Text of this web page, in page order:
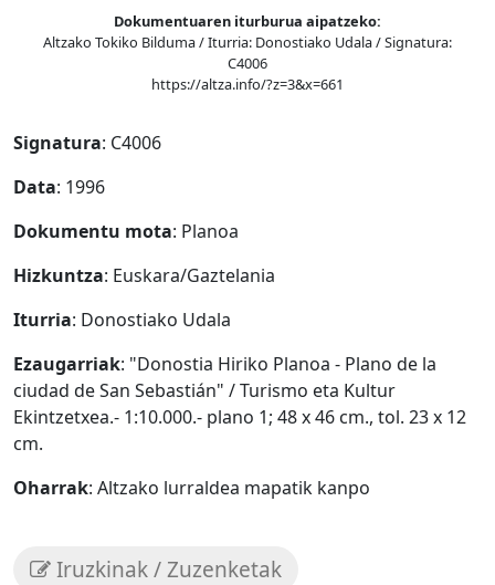
Dokumentuaren iturburua aipatzeko:
Altzako Tokiko Bilduma / Iturria: Donostiako Udala / Signatura:
C4006
https://altza.info/?z=3&x=661
Signatura: C4006
Data: 1996
Dokumentu mota: Planoa
Hizkuntza: Euskara/Gaztelania
Iturria: Donostiako Udala
Ezaugarriak: "Donostia Hiriko Planoa - Plano de la
ciudad de San Sebastián" / Turismo eta Kultur
Ekintzetxea.- 1:10.000.- plano 1; 48 x 46 cm., tol. 23 x 12
cm.
Oharrak: Altzako lurraldea mapatik kanpo
Iruzkinak / Zuzenketak